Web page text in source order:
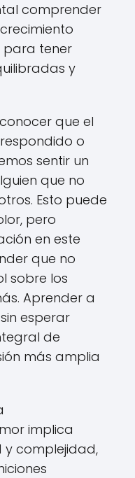
comprender
para tener
y
que el
o
sentir un
que no
Esto puede
pero
en este
que no
sobre los
Aprender a
esperar
de
más amplia
implica
y complejidad,